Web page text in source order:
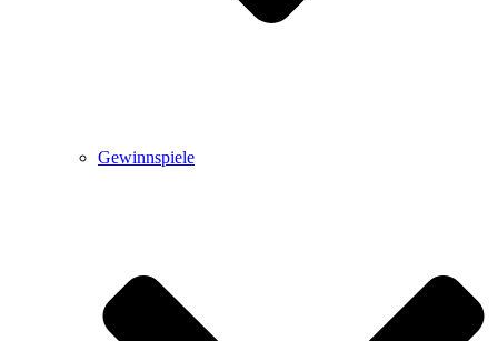
Gewinnspiele